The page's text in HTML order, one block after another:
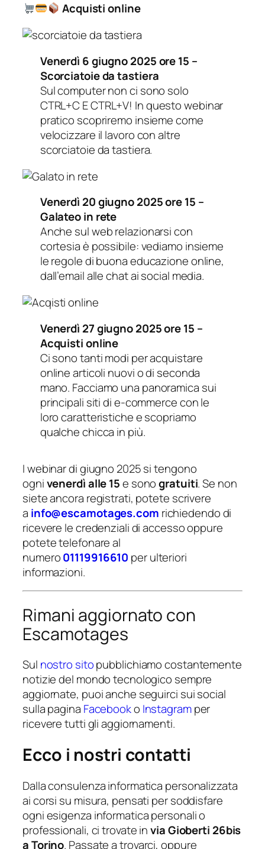
Acquisti online
Venerdì 6 giugno 2025 ore 15 –
Scorciatoie da tastiera
Sul computer non ci sono solo
CTRL+C E CTRL+V! In questo webinar
pratico scopriremo insieme come
velocizzare il lavoro con altre
scorciatoie da tastiera.
Venerdì 20 giugno 2025 ore 15 –
Galateo in rete
Anche sul web relazionarsi con
cortesia è possibile: vediamo insieme
le regole di buona educazione online,
dall’email alle chat ai social media.
Venerdì 27 giugno 2025 ore 15 –
Acquisti online
Ci sono tanti modi per acquistare
online articoli nuovi o di seconda
mano. Facciamo una panoramica sui
principali siti di e-commerce con le
loro caratteristiche e scopriamo
qualche chicca in più.
I webinar di giugno 2025 si tengono
ognivenerdì alle 15e sonogratuiti. Se non
siete ancora registrati, potete scrivere
a info@escamotages.com richiedendo di
ricevere le credenziali di accesso oppure
potete telefonare al
numero01119916610 per ulteriori
informazioni.
Rimani aggiornato con
Escamotages
Sul nostro sitopubblichiamo costantemente
notizie del mondo tecnologico sempre
aggiornate, puoi anche seguirci sui social
sulla pagina Facebooko Instagramper
ricevere tutti gli aggiornamenti.
Ecco i nostri contatti
Dalla consulenza informatica personalizzata
ai corsi su misura, pensati per soddisfare
ogni esigenza informatica personali o
professionali, ci trovate invia Gioberti 26bis
a Torino. Passate a trovarci, oppure